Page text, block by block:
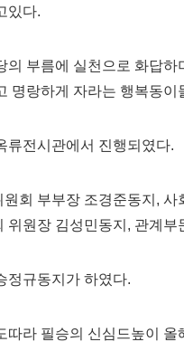
있다.
의 부름에 실천으로 화답
명랑하게 자라는 행복동
류전시관에서 진행되였다.
회 부부장 조경준동지,
위원장 김성민동지, 관계
정규동지가 하였다.
따라 필승의 신심드높이